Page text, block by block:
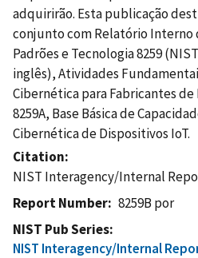
adquirirão. Esta publicação
conjunto com Relatório
Padrões e Tecnologia 8259
inglês), Atividades
Cibernética para Fabricantes
8259A, Base Básica de
Cibernética de Dispositivos IoT.
Citation
NIST Interagency/Internal
Report Number
8259B por
NIST Pub Series
NIST Interagency/Internal